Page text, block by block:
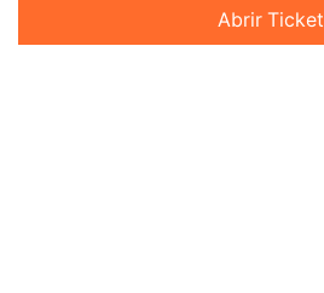
Abrir Ticket